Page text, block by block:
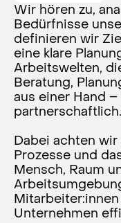
Wir hören zu,
Bedürfnisse
definieren wir
eine klare
Arbeitswelten,
Beratung,
aus einer Hand
partnerschaftlich.
Dabei achten
Prozesse und
Mensch, Raum
Unternehmen